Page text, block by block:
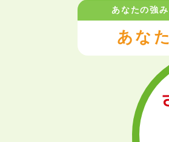
あなたの強
あな